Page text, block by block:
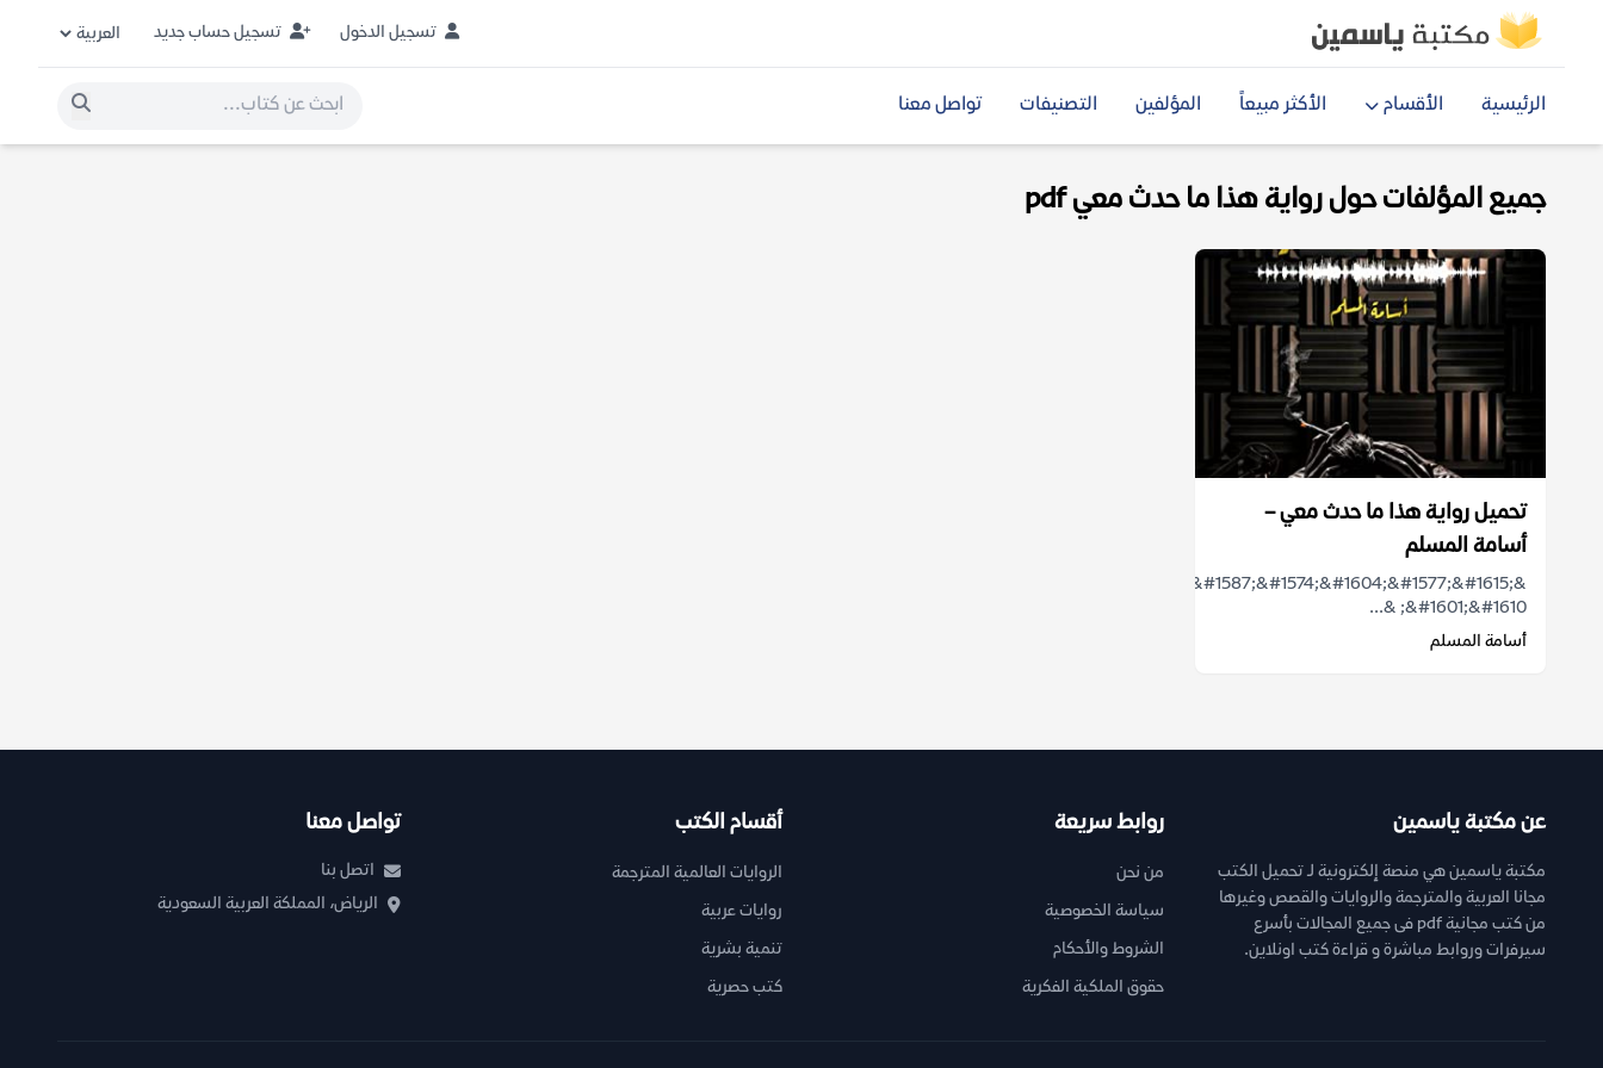
تسجيل الدخول تسجيل حساب جديد
الرئيسية الأقسام الأكثر مبيعاً المؤلفين التصنيفات تواصل معنا
جميع المؤلفات حول رواية هذا ما حدث معي pdf
تحميل رواية هذا ما حدث معي –
أسامة المسلم
&ldquo;&#1575;&#1604;&#1571;&#1587;&#1574;&#1604;&#1577;&#1615;
&#1601;&#1610; &...
أسامة المسلم
عن مكتبة ياسمين
مكتبة ياسمين هي منصة إلكترونية لـ تحميل الكتب
مجانا العربية والمترجمة والروايات والقصص وغيرها
من كتب مجانية pdf فى جميع المجالات بأسرع
سيرفرات وروابط مباشرة و قراءة كتب اونلاين.
روابط سريعة
من نحن
سياسة الخصوصية
الشروط والأحكام
حقوق الملكية الفكرية
أقسام الكتب
الروايات العالمية المترجمة
روايات عربية
تنمية بشرية
كتب حصرية
تواصل معنا
اتصل بنا
الرياض، المملكة العربية السعودية